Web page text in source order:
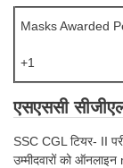
Scientific
MTS
MTS Exam
Masks Awarded
+1
एसएससी
SSC CGL टियर- II
उम्मीदवारों को